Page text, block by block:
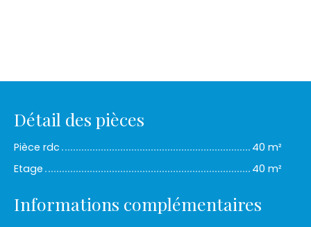
Détail des pièces
Pièce rdc
40 m²
Etage
40 m²
Informations complémentaires